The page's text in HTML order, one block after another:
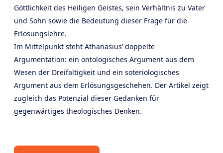
Göttlichkeit des Heiligen Geistes, sein Verhältnis zu Vater
und Sohn sowie die Bedeutung dieser Frage für die
Erlösungslehre.
Im Mittelpunkt steht Athanasius’ doppelte
Argumentation: ein ontologisches Argument aus dem
Wesen der Dreifaltigkeit und ein soteriologisches
Argument aus dem Erlösungsgeschehen. Der Artikel zeigt
zugleich das Potenzial dieser Gedanken für
gegenwärtiges theologisches Denken.